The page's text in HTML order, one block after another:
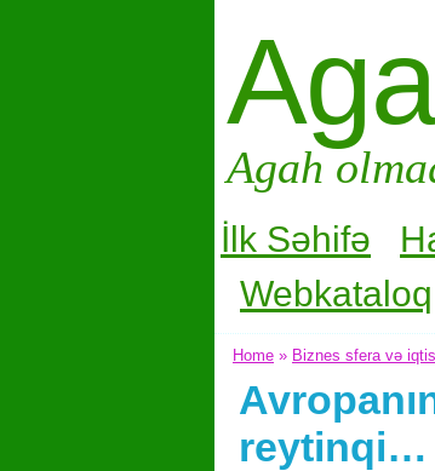
Agah
İlk Səhifə
Webkataloq
Home » Biznes sfera və
reytinqi…